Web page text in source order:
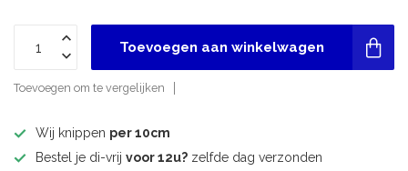
Toevoegen aan winkelwagen
Toevoegen om te vergelijken
Wij knippen per 10cm
Bestel je di-vrij voor 12u? zelfde dag verzonden